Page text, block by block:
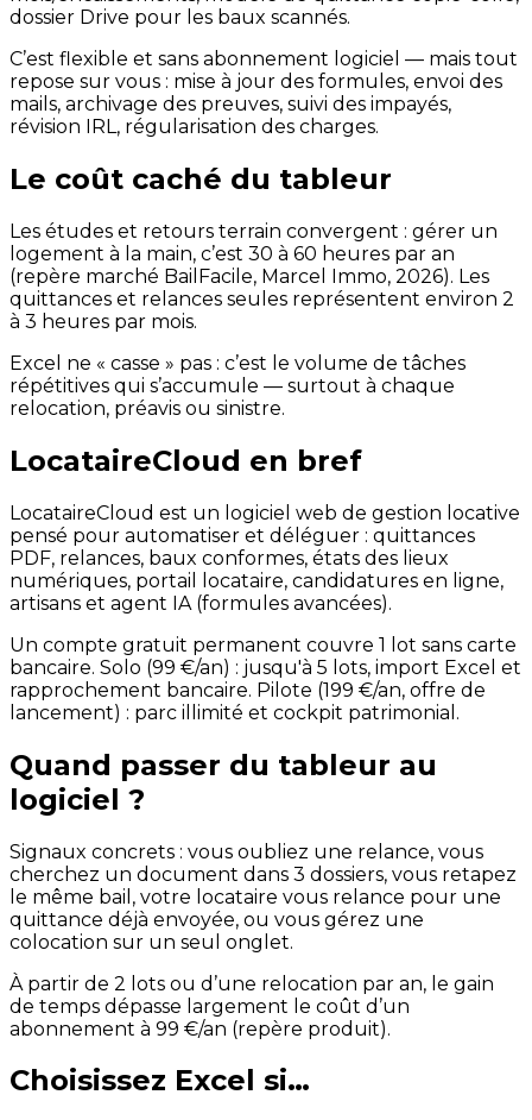
dossier Drive pour les baux scannés.
C’est flexible et sans abonnement logiciel — mais tout
repose sur vous : mise à jour des formules, envoi des
mails, archivage des preuves, suivi des impayés,
révision IRL, régularisation des charges.
Le coût caché du tableur
Les études et retours terrain convergent : gérer un
logement à la main, c’est 30 à 60 heures par an
(repère marché BailFacile, Marcel Immo, 2026). Les
quittances et relances seules représentent environ 2
à 3 heures par mois.
Excel ne « casse » pas : c’est le volume de tâches
répétitives qui s’accumule — surtout à chaque
relocation, préavis ou sinistre.
LocataireCloud en bref
LocataireCloud est un logiciel web de gestion locative
pensé pour automatiser et déléguer : quittances
PDF, relances, baux conformes, états des lieux
numériques, portail locataire, candidatures en ligne,
artisans et agent IA (formules avancées).
Un compte gratuit permanent couvre 1 lot sans carte
bancaire. Solo (99 €/an) : jusqu'à 5 lots, import Excel et
rapprochement bancaire. Pilote (199 €/an, offre de
lancement) : parc illimité et cockpit patrimonial.
Quand passer du tableur au
logiciel ?
Signaux concrets : vous oubliez une relance, vous
cherchez un document dans 3 dossiers, vous retapez
le même bail, votre locataire vous relance pour une
quittance déjà envoyée, ou vous gérez une
colocation sur un seul onglet.
À partir de 2 lots ou d’une relocation par an, le gain
de temps dépasse largement le coût d’un
abonnement à 99 €/an (repère produit).
Choisissez Excel si…